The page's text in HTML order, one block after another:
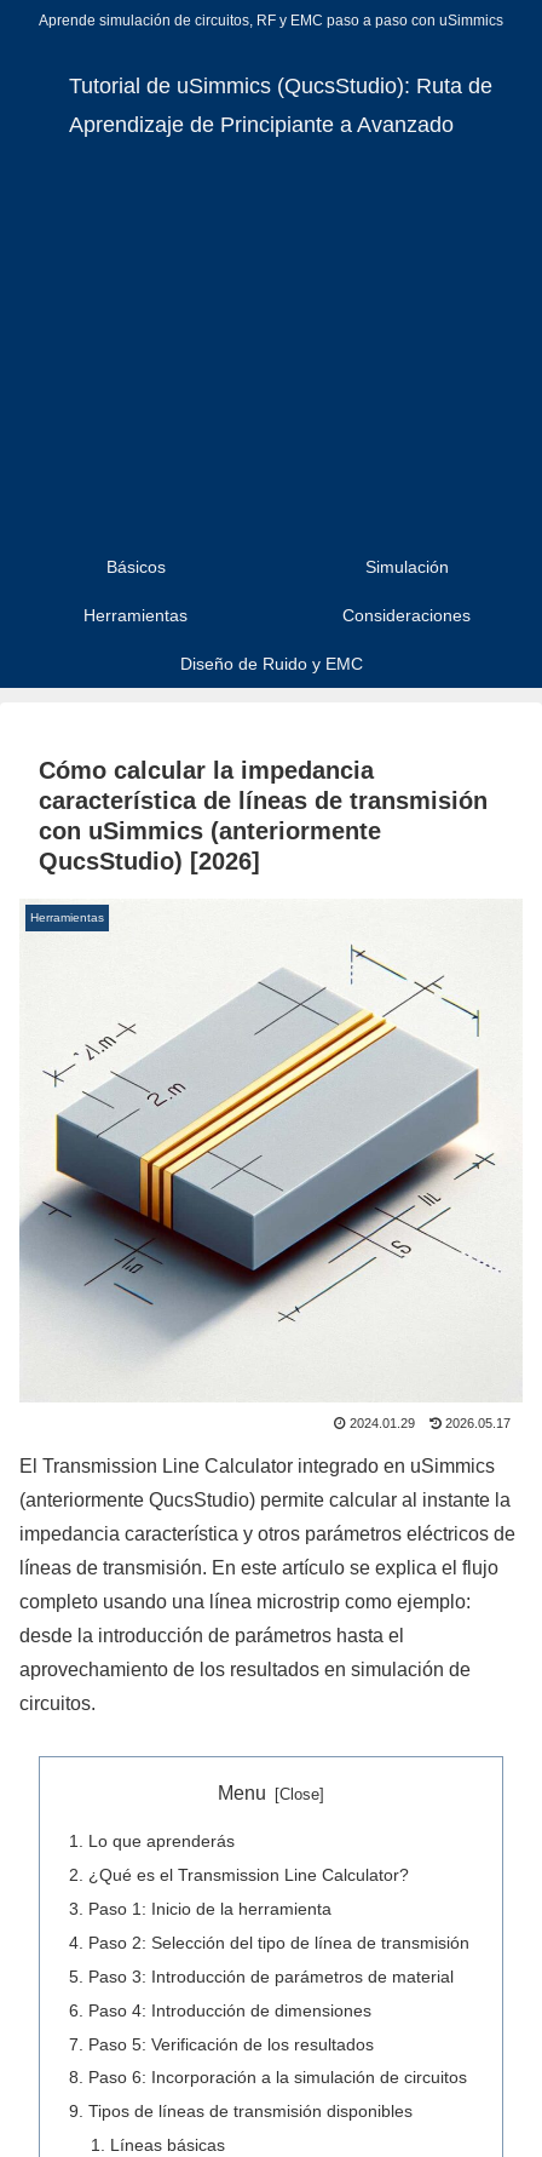
Aprende simulación de circuitos, RF y EMC paso a paso con uSimmics
Tutorial de uSimmics (QucsStudio): Ruta de
Aprendizaje de Principiante a Avanzado
Básicos Simulación
Herramientas Consideraciones
Diseño de Ruido y EMC
Cómo calcular la impedancia
característica de líneas de transmisión
con uSimmics (anteriormente
QucsStudio) [2026]
Herramientas
2024.01.29 2026.05.17
El Transmission Line Calculator integrado en uSimmics
(anteriormente QucsStudio) permite calcular al instante la
impedancia característica y otros parámetros eléctricos de
líneas de transmisión. En este artículo se explica el flujo
completo usando una línea microstrip como ejemplo:
desde la introducción de parámetros hasta el
aprovechamiento de los resultados en simulación de
circuitos.
Menu
Lo que aprenderás
¿Qué es el Transmission Line Calculator?
Paso 1: Inicio de la herramienta
Paso 2: Selección del tipo de línea de transmisión
Paso 3: Introducción de parámetros de material
Paso 4: Introducción de dimensiones
Paso 5: Verificación de los resultados
Paso 6: Incorporación a la simulación de circuitos
Tipos de líneas de transmisión disponibles
Líneas básicas